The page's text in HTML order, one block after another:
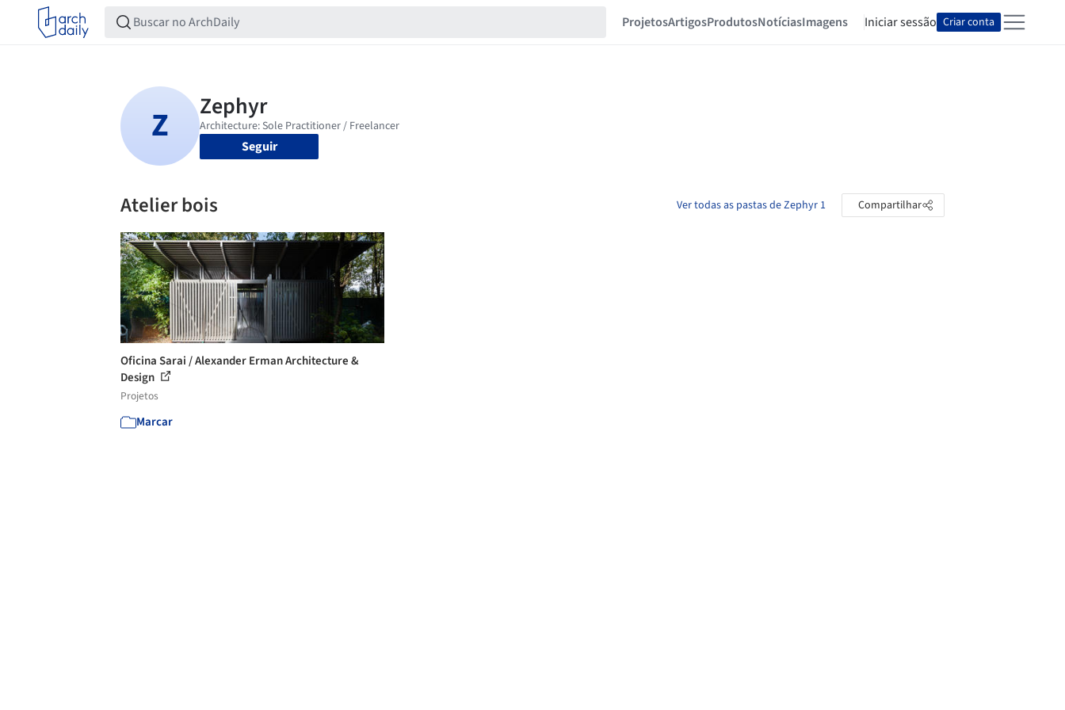
ProjetosArtigosProdutosNotíciasImagens Iniciar sessão Criar conta
Seguir
Atelier bois Ver todas as pastas de Zephyr 1 Compartilhar
Oficina Sarai / Alexander Erman Architecture &
Design
Projetos
Marcar